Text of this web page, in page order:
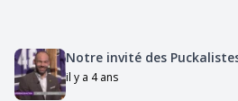
Notre invité des
il y a 4 ans